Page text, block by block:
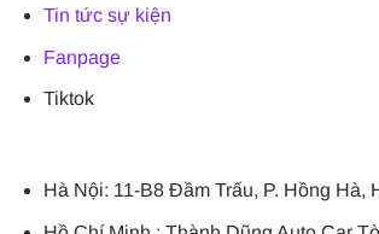
Tin tức sự kiện
Fanpage
Tiktok
Hà Nội: 11-B8 Đầm Trấu, P. Hồng Hà,